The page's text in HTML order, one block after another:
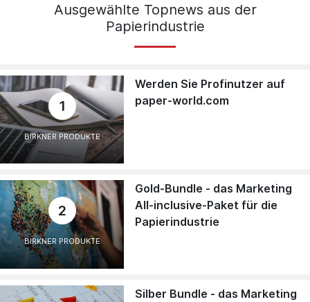
Ausgewählte Topnews aus der
Papierindustrie
1
BIRKNER PRODUKTE
Werden Sie Profinutzer auf
paper-world.com
2
BIRKNER PRODUKTE
Gold-Bundle - das Marketing
All-inclusive-Paket für die
Papierindustrie
Silber Bundle - das Marketing